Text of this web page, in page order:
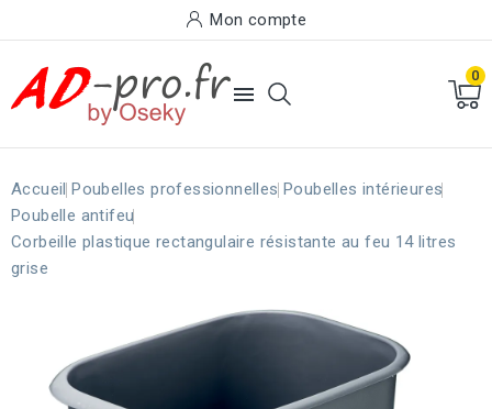
Mon compte

0
Accueil Poubelles professionnelles Poubelles intérieures
Poubelle antifeu
Corbeille plastique rectangulaire résistante au feu 14 litres
grise